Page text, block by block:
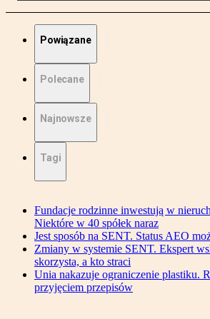
Powiązane
Polecane
Najnowsze
Tagi
Fundacje rodzinne inwestują w
Niektóre w 40 spółek naraz
Jest sposób na SENT. Status AEO
Zmiany w systemie SENT. Ekspert
skorzysta, a kto straci
Unia nakazuje ograniczenie plastiku.
przyjęciem przepisów